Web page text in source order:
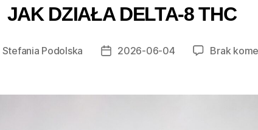
JAK DZIAŁA DELTA-8 THC
Stefania Podolska
Data2026-06-04 Brak